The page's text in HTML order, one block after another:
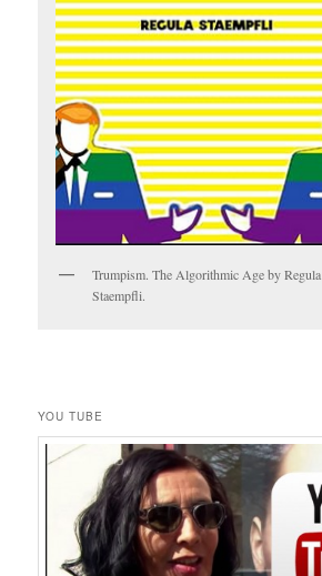
Trumpism. The Algorithmic Age by Regula
Staempfli.
YOU TUBE